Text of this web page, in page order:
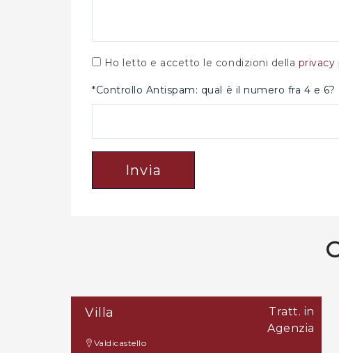
Ho letto e accetto le condizioni della privacy
*Controllo Antispam: qual è il numero fra 4 e 6?
Invia
Villa
Tratt. in
Agenzia
Valdicastello